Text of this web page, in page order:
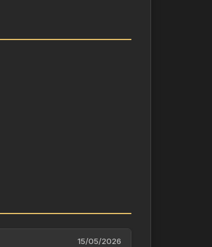
Seule et perdue sur un
réalité et folie, il n’y a
15/05/2026